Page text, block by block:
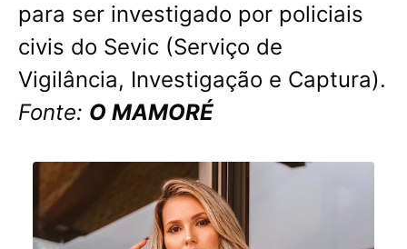
para ser investigado por policiais
civis do Sevic (Serviço de
Vigilância, Investigação e Captura).
Fonte: O MAMORÉ